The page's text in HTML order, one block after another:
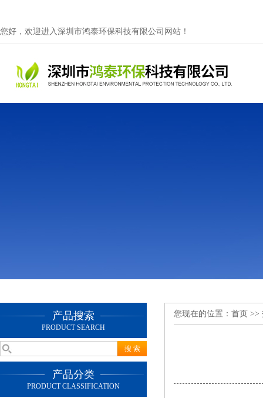
您好，欢迎进入深圳市鸿泰环保科技有限公司网站！
产品搜索
PRODUCT SEARCH
产品分类
PRODUCT CLASSIFICATION
您现在的位置： 首页 >>